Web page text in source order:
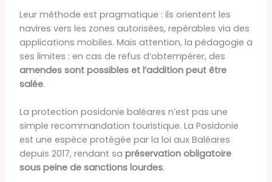
Leur méthode est pragmatique : ils orientent les
navires vers les zones autorisées, repérables via des
applications mobiles. Mais attention, la pédagogie a
ses limites : en cas de refus d’obtempérer, des
amendes sont possibles et l’addition peut être
salée.
La protection posidonie baléares n’est pas une
simple recommandation touristique. La Posidonie
est une espèce protégée par la loi aux Baléares
depuis 2017, rendant sa préservation obligatoire
sous peine de sanctions lourdes.